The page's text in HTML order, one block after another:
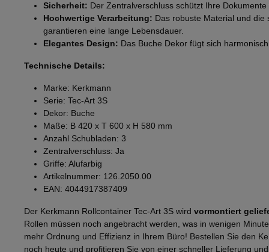
Sicherheit: Der Zentralverschluss schützt Ihre
Hochwertige Verarbeitung: Das robuste Material und die
garantieren eine lange Lebensdauer.
Elegantes Design: Das Buche Dekor fügt sich
Technische Details:
Marke: Kerkmann
Serie: Tec-Art 3S
Dekor: Buche
Maße: B 420 x T 600 x H 580 mm
Anzahl Schubladen: 3
Zentralverschluss: Ja
Griffe: Alufarbig
Artikelnummer: 126.2050.00
EAN: 4044917387409
Der Kerkmann Rollcontainer Tec-Art 3S wird vormontiert
Rollen müssen noch angebracht werden, was in wenigen
mehr Ordnung und Effizienz in Ihrem Büro! Bestellen Sie den
noch heute und profitieren Sie von einer schneller Lieferung